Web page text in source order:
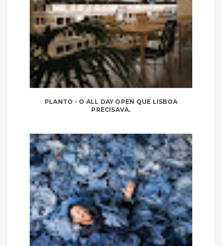
PLANTO - O ALL DAY OPEN QUE LISBOA
PRECISAVA.